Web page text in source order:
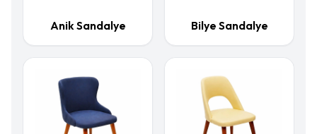
Anik Sandalye Bilye Sandalye